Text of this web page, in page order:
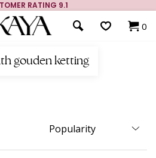
RATING 9.1
0
gouden ketting